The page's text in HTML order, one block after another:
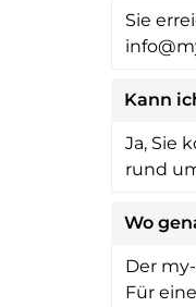
Sie
Kann
Ja, Sie
rund
Wo
Der
Für